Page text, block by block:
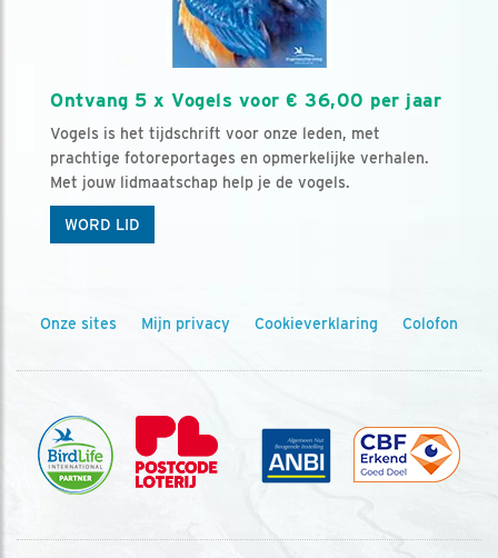
Ontvang 5 x Vogels voor € 36,00 per jaar
Vogels is het tijdschrift voor onze leden, met
prachtige fotoreportages en opmerkelijke verhalen.
Met jouw lidmaatschap help je de vogels.
WORD LID
Onze sites Mijn privacy Cookieverklaring Colofon